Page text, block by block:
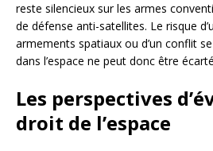
reste silencieux sur les armes
de défense anti-satellites. Le risque
armements spatiaux ou d’un conflit
dans l’espace ne peut donc être
Les perspectives
droit de l’espace